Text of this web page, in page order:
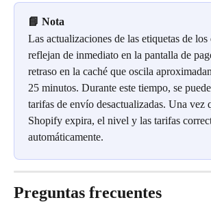
📘 Nota
Las actualizaciones de las etiquetas de los
reflejan de inmediato en la pantalla de
retraso en la caché que oscila
25 minutos. Durante este tiempo, se
tarifas de envío desactualizadas. Una vez
Shopify expira, el nivel y las tarifas
automáticamente.
Preguntas frecuentes